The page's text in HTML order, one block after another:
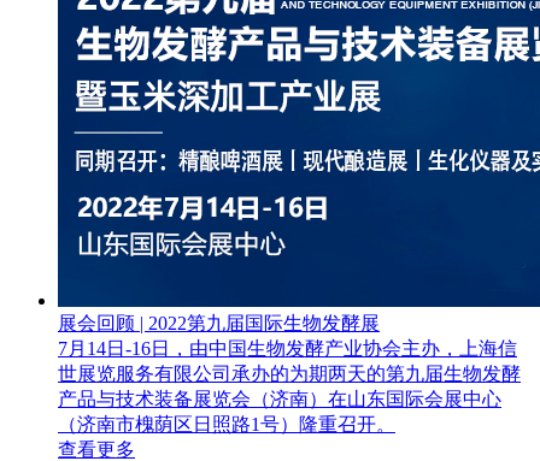
展会回顾 | 2022第九届国际生物发酵展
7月14日-16日，由中国生物发酵产业协会主办，上海信
世展览服务有限公司承办的为期两天的第九届生物发酵
产品与技术装备展览会（济南）在山东国际会展中心
（济南市槐荫区日照路1号）隆重召开。
查看更多